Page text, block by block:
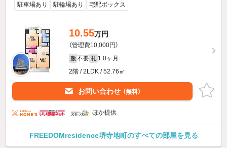
駐車場あり 駐輪場あり 宅配ボックス
10.55万円
（管理費10,000円）
敷 不要 礼 1.0ヶ月
2階 / 2LDK / 52.76㎡
お問い合わせ （無料）
ほか提供
FREEDOMresidence堺寺地町のすべての部屋を見る